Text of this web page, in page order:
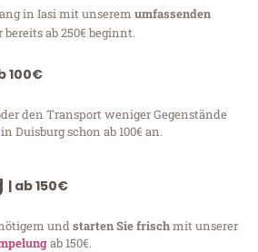
in Iasi mit unserem umfassenden
bereits ab 250€ beginnt.
100€
den Transport weniger Gegenstände
in Duisburg schon ab 100€ an.
| ab 150€
undstarten Sie frischmit unserer
ab 150€.